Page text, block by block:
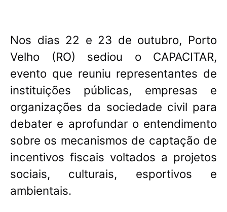
Nos dias 22 e 23 de outubro, Porto
Velho (RO) sediou o CAPACITAR,
evento que reuniu representantes de
instituições públicas, empresas e
organizações da sociedade civil para
debater e aprofundar o entendimento
sobre os mecanismos de captação de
incentivos fiscais voltados a projetos
sociais, culturais, esportivos e
ambientais.